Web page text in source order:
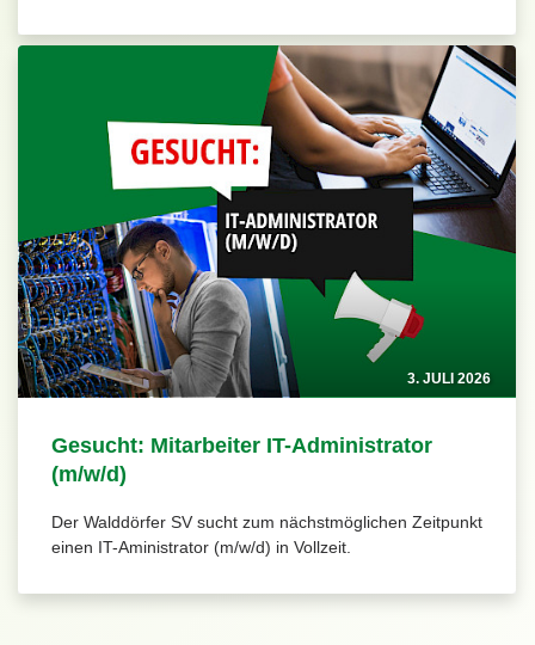
3. JULI 2026
Gesucht: Mitarbeiter IT-Administrator
(m/w/d)
Der Walddörfer SV sucht zum nächstmöglichen Zeitpunkt
einen IT-Aministrator (m/w/d) in Vollzeit.